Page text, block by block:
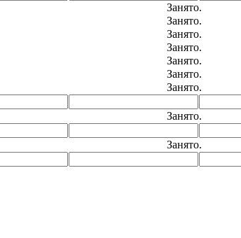
Занято.
Занято.
Занято.
Занято.
Занято.
Занято.
Занято.
Занято.
Занято.